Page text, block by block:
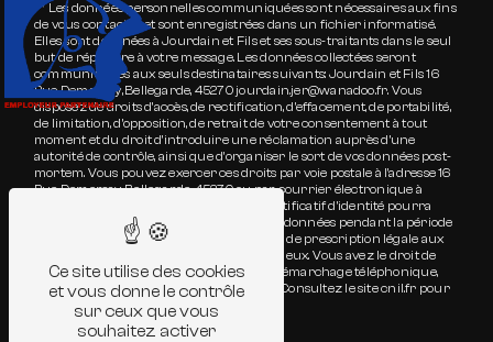
** Les données personnelles communiquées sont nécessaires aux fins
de vous contacter et sont enregistrées dans un fichier informatisé.
Elles sont destinées à Jourdain et Fils et ses sous-traitants dans le seul
but de répondre à votre message. Les données collectées seront
communiquées aux seuls destinataires suivants: Jourdain et Fils 16
Rue Demersay, Bellegarde, 45270 jourdain.jer@wanadoo.fr. Vous
disposez de droits d’accès, de rectification, d’effacement, de portabilité,
de limitation, d’opposition, de retrait de votre consentement à tout
moment et du droit d’introduire une réclamation auprès d’une
autorité de contrôle, ainsi que d’organiser le sort de vos données post-
mortem. Vous pouvez exercer ces droits par voie postale à l'adresse 16
Rue Demersay, Bellegarde, 45270 ou par courrier électronique à
l'adresse jourdain.jer@wanadoo.fr. Un justificatif d'identité pourra
vous être demandé. Nous conservons vos données pendant la période
de prise de contact puis pendant la durée de prescription légale aux
fins probatoires et de gestion des contentieux. Vous avez le droit de
vous inscrire sur la liste d'opposition au démarchage téléphonique,
disponible à cette adresse:Bloctel.gouv.fr
. Consultez le site cnil.fr pour
plus d’informations sur vos droits.
Ce site utilise des cookies
et vous donne le contrôle
sur ceux que vous
souhaitez activer